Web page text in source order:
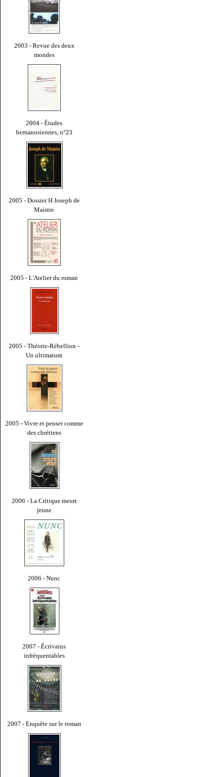
2003 - Revue des deux
mondes
2004 - Études
bernanosiennes, n°23
2005 - Dossier H Joseph de
Maistre
2005 - L'Atelier du roman
2005 - Théorie-Rébellion -
Un ultimatum
2005 - Vivre et penser comme
des chrétiens
2006 - La Critique meurt
jeune
2006 - Nunc
2007 - Écrivains
infréquentables
2007 - Enquête sur le roman